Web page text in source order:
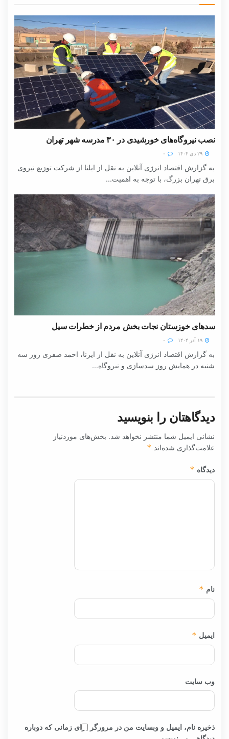
نصب نیروگاه‌های خورشیدی در ۳۰ مدرسه شهر تهران
به گزارش اقتصاد انرژی آنلاین به نقل از ایلنا از شرکت توزیع نیروی
برق تهران بزرگ، با توجه به اهمیت...
سدهای خوزستان نجات بخش مردم از خطرات سیل
به گزارش اقتصاد انرژی آنلاین به نقل از ایرنا، احمد صفری روز سه
شنبه در همایش روز سدسازی و نیروگاه...
دیدگاهتان را بنویسید
نشانی ایمیل شما منتشر نخواهد شد. بخش‌های موردنیاز
علامت‌گذاری شده‌اند *
دیدگاه *
نام *
ایمیل *
وب‌ سایت
ذخیره نام، ایمیل و وبسایت من در مرورگر برای زمانی که دوباره